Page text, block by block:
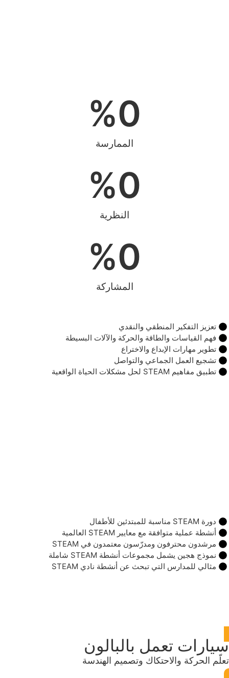
الممارسة
0
%
النظرية
0
%
المشاركة
0
%
تعزيز التفكير المنطقي والنقدي
فهم القياسات والطاقة والحركة والآلات البسيطة
تطوير مهارات الإبداع والاختراع
تشجيع العمل الجماعي والتواصل
تطبيق مفاهيم STEAM لحل مشكلات الحياة الواقعية
دورة STEAM مناسبة للمبتدئين للأطفال
أنشطة عملية متوافقة مع معايير STEAM العالمية
مرشدون محترفون ومدرّسون معتمدون في STEAM
نموذج هجين يشمل مجموعات أنشطة STEAM شاملة
مثالي للمدارس التي تبحث عن أنشطة نادي STEAM
سيارات تعمل بالبالون
تعلّم الحركة والاحتكاك وتصميم الهندسة